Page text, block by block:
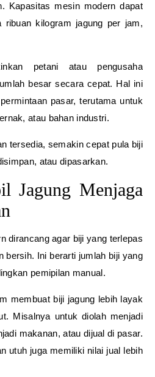
Kapasitas mesin modern dapat
ribuan kilogram jagung per jam,
petani atau pengusaha
besar secara cepat. Hal ini
pasar, terutama untuk
atau bahan industri.
tersedia, semakin cepat pula biji
atau dipasarkan.
Jagung Menjaga
dirancang agar biji yang terlepas
bersih. Ini berarti jumlah biji yang
pemipilan manual.
membuat biji jagung lebih layak
Misalnya untuk diolah menjadi
makanan, atau dijual di pasar.
utuh juga memiliki nilai jual lebih